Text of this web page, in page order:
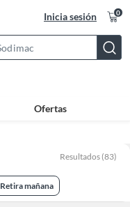
Inicia sesión 0
Bar
Ofertas
Resultados (83)
Retira mañana